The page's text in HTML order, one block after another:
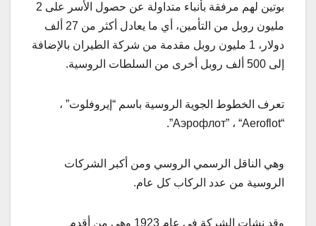
بوتين لهم مرفقة بأنباء متداولة عن حصول الأسر على 2
مليون روبل من التأمين، أي ما يعادل أكثر من 27 ألف
دولار، 1 مليون روبل مقدمة من شركة الطيران بالإضافة
إلى 500 ألف روبل أخرى من السلطات الروسية.
تعرف الخطوط الجوية الروسية باسم “إيروفلوت” ،
“Аэрофлот” ، “Aeroflot”.
وهي الناقل الرسمي الروسي ومن أكبر الشركات
الروسية من عدد الركاب كل عام.
وقد نشات الشركة في عام 1923 وهي من أقدم